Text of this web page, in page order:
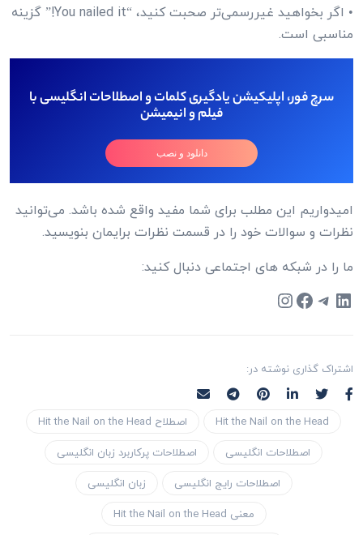
• اگر بخواهید غیررسمی‌تر صحبت کنید، “You nailed it!” گزینه
مناسبی است.
سرچ فور، اپلیکیشن یادگیری کلمات و اصطلاحات انگلیسی با
فیلم و انیمیشن
دانلود و نصب
امیدواریم این مطلب برای شما مفید واقع شده باشد. می‌توانید
نظرات و سوالات خود را در قسمت نظرات برایمان بنویسید.
ما را در شبکه های اجتماعی دنبال کنید:
LinkedIn
Telegram
Facebook
Instagram
اشتراک گذاری نوشته در:
Hit the Nail on the Head
اصطلاح Hit the Nail on the Head
اصطلاحات انگلیسی
اصطلاحات پرکاربرد زبان انگلیسی
اصطلاحات رایج انگلیسی
زبان انگلیسی
معنی Hit the Nail on the Head